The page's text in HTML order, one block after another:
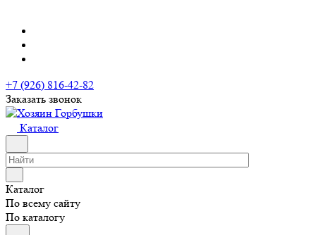
+7 (926) 816-42-82
Заказать звонок
Каталог
Каталог
По всему сайту
По каталогу